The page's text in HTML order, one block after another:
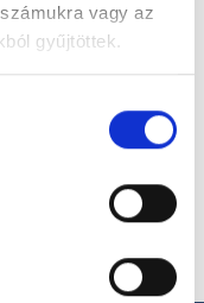
vagy az
gyűjtöttek.
foglaljorvost-